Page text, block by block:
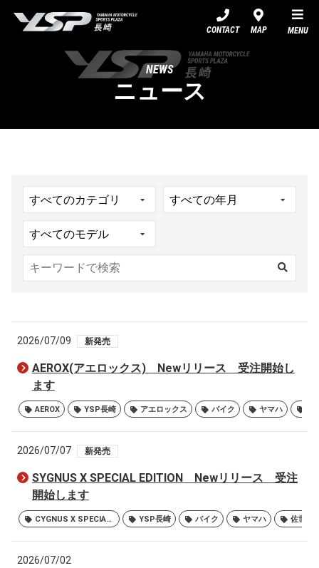
CONTACT MAP MENU
NEWS
ニュース
2026/07/09 新発売
AEROX(アエロックス) Newリリース 受注開始し
ます
AEROX YSP長崎 アエロックス バイク ヤマハ
2026/07/07 新発売
SYGNUS X SPECIAL EDITION Newリリース 受注
開始します
CYGNUS X SPECIAL EDITION YSP長崎 バイク ヤマハ 佐世保
2026/07/02